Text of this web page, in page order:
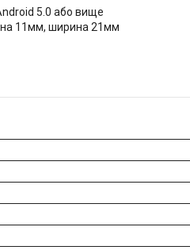
5.0 або вище
11мм, ширина 21мм